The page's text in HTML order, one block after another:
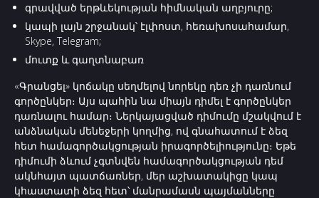
գրավված երթևեկության հիմնական աղբյուրը;
կապի լայն շրջանակ՝ էլփոստ, հեռախոսահամար,
Skype, Telegram;
մուտք և գաղտնաբառ
«Գրանցել» կոճակը սեղմելով նորեկը դեռ չի դառնում
գործընկեր։ Այս պահին նա միայն դիմել է գործընկեր
դառնալու համար։ Ներկայացված դիմումը մշակվում է
անձնական մենեջերի կողմից, ով գնահատում է ձեզ
հետ համագործակցության իրագործելիությունը։ Եթե
դիմումի ձևում չգտնվեն համագործակցության դեմ
ակնհայտ պատճառներ, մեր աշխատակիցը կապ
կհաստատի ձեզ հետ՝ մանրամասն պայմանները